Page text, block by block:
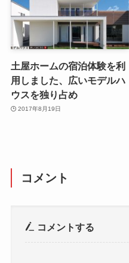
土屋ホームの宿泊体験を利
用しました、広いモデルハ
ウスを独り占め
2017年8月19日
コメント
コメントする